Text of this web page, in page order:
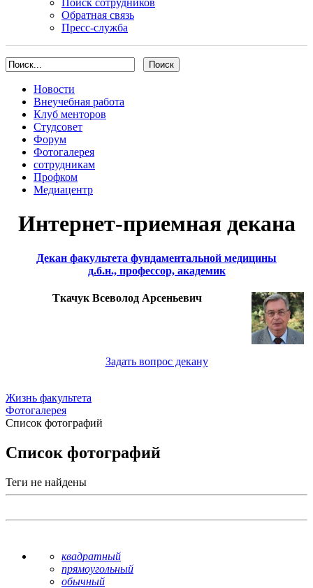
Поиск сотрудников
Обратная связь
Пресс-служба
Новости
Внеучебная работа
Клуб менторов
Студсовет
Форум
Фотогалерея
сотрудникам
Профком
Медиацентр
Интернет-приемная декана
Декан факультета фундаментальной медицины
д.б.н., профессор, академик
Ткачук Всеволод Арсеньевич
Задать вопрос декану
Жизнь факультета
Фотогалерея
Список фотографий
Список фотографий
Теги не найдены
квадратный
прямоугольный
обычный